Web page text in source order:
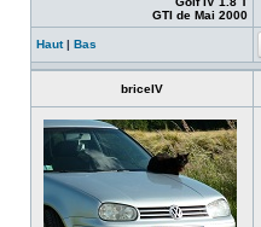
GTI de Mai 2000
Haut| Bas
briceIV